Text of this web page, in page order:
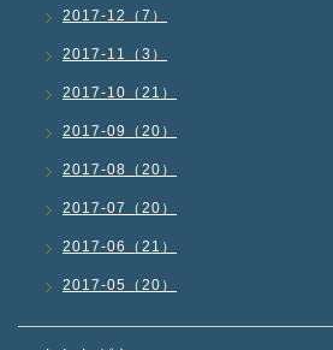
2017-12（7）
2017-11（3）
2017-10（21）
2017-09（20）
2017-08（20）
2017-07（20）
2017-06（21）
2017-05（20）